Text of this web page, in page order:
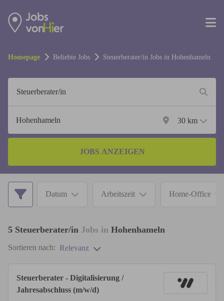
Homepage Beliebte Jobs Steuerberater/in Jobs in Hohenhameln
30 km
JOBS ANZEIGEN
Datum Arbeitszeit Home-Office
5 Steuerberater/in Jobs in Hohenhameln
Sortieren nach: Relevanz
Steuerberater - Digitalisierung /
Jahresabschluss (m/w/d)